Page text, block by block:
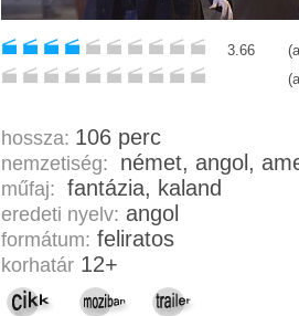
3.66
hossza: 106 perc
nemzetiség: német,
műfaj: fantázia, kaland
eredeti nyelv: angol
formátum: feliratos
korhatár 12+